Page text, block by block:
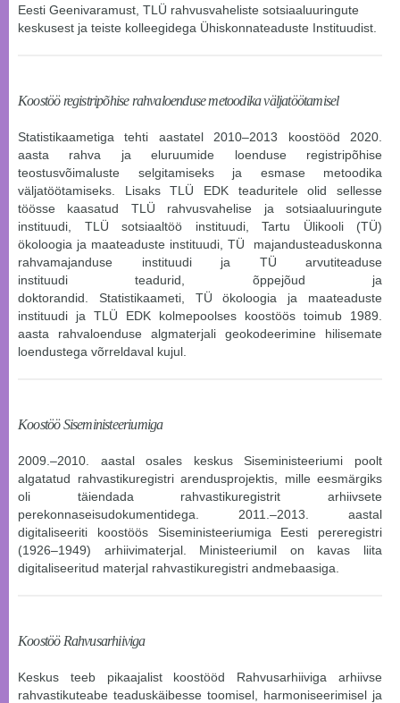
Eesti Geenivaramust TLÜ rahvusvaheliste sotsiaaluuringute
keskusest ja teiste kolleegidega Ühiskonnateaduste Instituudist.
Koostöö registripõhise rahvaloenduse metoodika väljatöötamisel
Statistikaametiga tehti aastatel 2010–2013 koostööd 2020.
aasta rahva ja eluruumide loenduse registripõhise
teostusvõimaluste selgitamiseks ja esmase metoodika
väljatöötamiseks. Lisaks TLÜ EDK teaduritele olid sellesse
töösse kaasatud TLÜ rahvusvahelise ja sotsiaaluuringute
instituudi
TLÜ sotsiaaltöö instituudi, Tartu Ülikooli (TÜ)
ökoloogia ja maateaduste instituudi TÜ majandusteaduskonna
rahvamajanduse instituudija TÜ arvutiteaduse
instituudi teadurid, õppejõud ja
doktorandid. Statistikaameti, TÜ
ökoloogia ja maateaduste
instituudi ja TLÜ EDK kolmepoolses koostöös toimub 1989.
aasta rahvaloenduse algmaterjali geokodeerimine hilisemate
loendustega võrreldaval kujul.
Koostöö Siseministeeriumiga
2009.–2010. aastal osales keskus Siseministeeriumi poolt
algatatud rahvastikuregistri arendusprojektis, mille eesmärgiks
oli täiendada rahvastikuregistrit arhiivsete
perekonnaseisudokumentidega. 2011.–2013. aastal
digitaliseeriti koostöös Siseministeeriumiga Eesti pereregistri
(1926–1949) arhiivimaterjal. Ministeeriumil on kavas liita
digitaliseeritud materjal rahvastikuregistri andmebaasiga.
Koostöö Rahvusarhiiviga
Keskus teeb pikaajalist koostööd Rahvusarhiiviga arhiivse
rahvastikuteabe teaduskäibesse toomisel, harmoniseerimisel ja